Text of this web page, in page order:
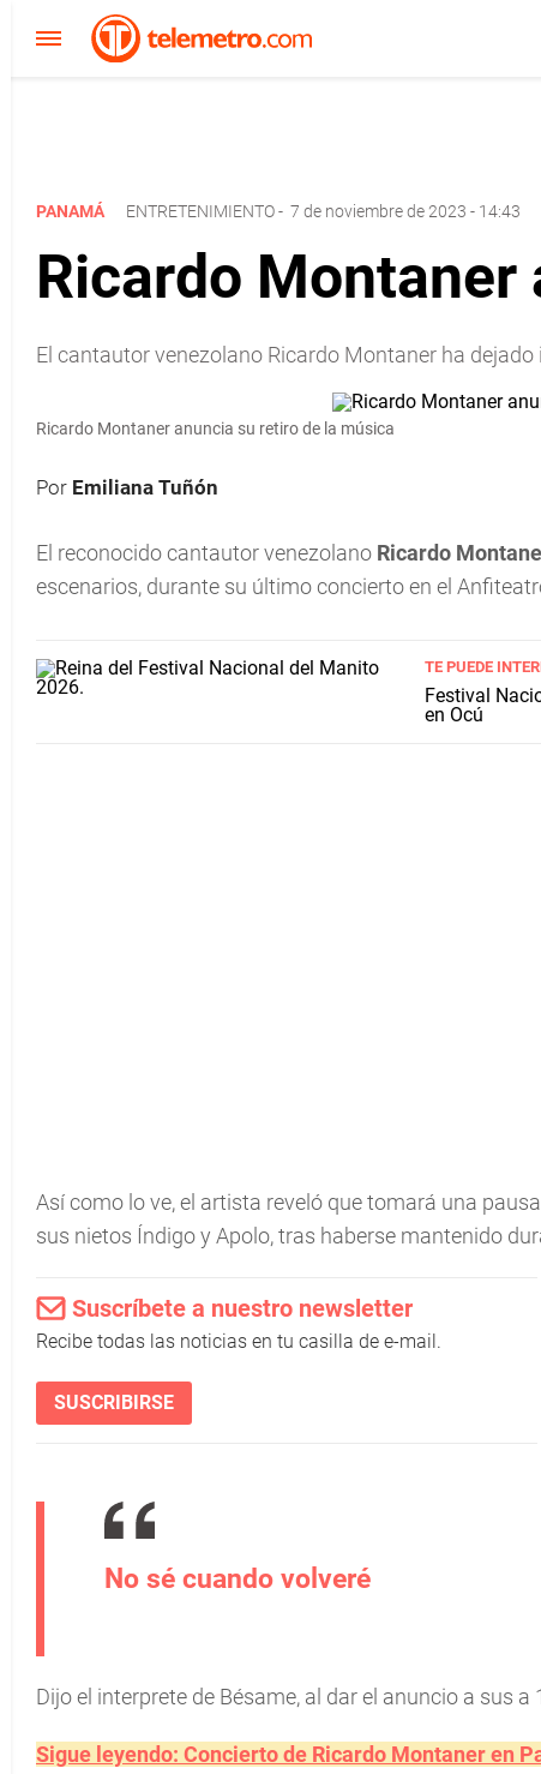
PANAMÁ ENTRETENIMIENTO- 7 de noviembre de 2023 - 14:43
Ricardo
El cantautor venezolano Ricardo Montaner ha
Ricardo Montaner anuncia su retiro de la música
Por Emiliana Tuñón
El reconocido cantautor venezolano Ricardo
escenarios, durante su último concierto en el
TE PUEDE
Festival
en Ocú
Así como lo ve, el artista reveló que tomará una
sus nietos Índigo y Apolo, tras haberse mantenido
Suscríbete a nuestro newsletter
Recibe todas las noticias en tu casilla de e-mail.
SUSCRIBIRSE
No sé cuando volveré
Dijo el interprete de Bésame, al dar el anuncio a sus
Sigue leyendo: Concierto de Ricardo Montaner en